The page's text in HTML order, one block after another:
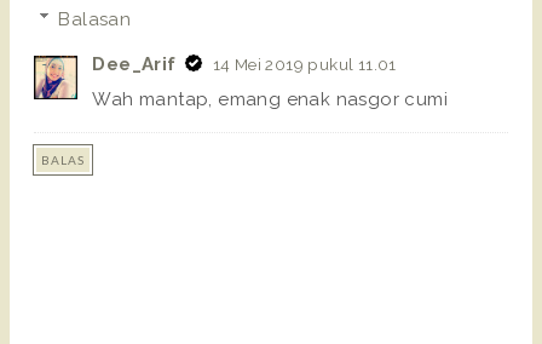
Balasan
Dee_Arif 14 Mei 2019 pukul 11.01
Wah mantap, emang enak nasgor cumi
BALAS